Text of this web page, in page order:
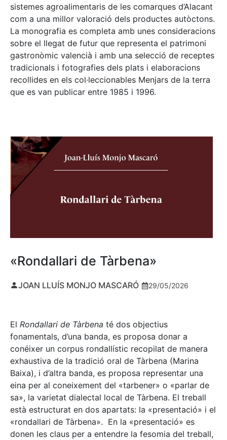
sistemes agroalimentaris de les comarques d’Alacant
com a una millor valoració dels productes autòctons.
La monografia es completa amb unes consideracions
sobre el llegat de futur que representa el patrimoni
gastronòmic valencià i amb una selecció de receptes
tradicionals i fotografies dels plats i elaboracions
recollides en els col·leccionables Menjars de la terra
que es van publicar entre 1985 i 1996.
«Rondallari de Tàrbena»
JOAN LLUÍS MONJO MASCARÓ 29/05/2026
El Rondallari de Tàrbena té dos objectius
fonamentals, d’una banda, es proposa donar a
conéixer un corpus rondallístic recopilat de manera
exhaustiva de la tradició oral de Tàrbena (Marina
Baixa), i d’altra banda, es proposa representar una
eina per al coneixement del «tarbener» o «parlar de
sa», la varietat dialectal local de Tàrbena. El treball
està estructurat en dos apartats: la «presentació» i el
«rondallari de Tàrbena». En la «presentació» es
donen les claus per a entendre la fesomia del treball,